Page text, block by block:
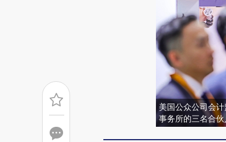
美国公众公司会
事务所的三名合